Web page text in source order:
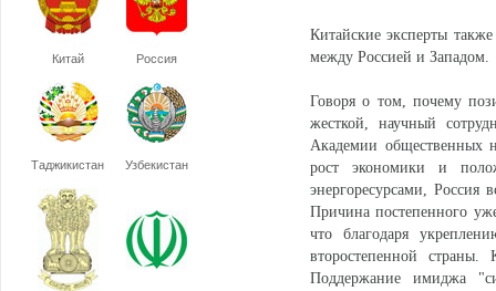
Китай Россия
Таджикистан Узбекистан
Китайские эксперты
между Россией и Западом.
Говоря о том, почему
жесткой, научный
Академии общественных
рост экономики и
энергоресурсами, Россия
Причина постепенного
что благодаря
второстепенной
Поддержание имиджа